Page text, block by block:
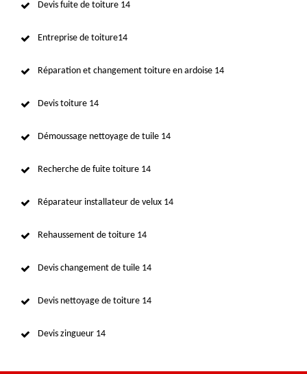
Devis fuite de toiture 14
Entreprise de toiture14
Réparation et changement toiture en ardoise 14
Devis toiture 14
Démoussage nettoyage de tuile 14
Recherche de fuite toiture 14
Réparateur installateur de velux 14
Rehaussement de toiture 14
Devis changement de tuile 14
Devis nettoyage de toiture 14
Devis zingueur 14